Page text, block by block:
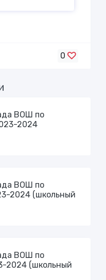
0
ВОШ по
2024
ВОШ по
2024 (школьный
ВОШ по
2024 (школьный